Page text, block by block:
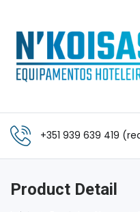
+351 939 639 419
Product Detail